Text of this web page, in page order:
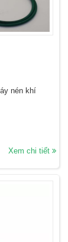
nén khí
Xem chi tiết